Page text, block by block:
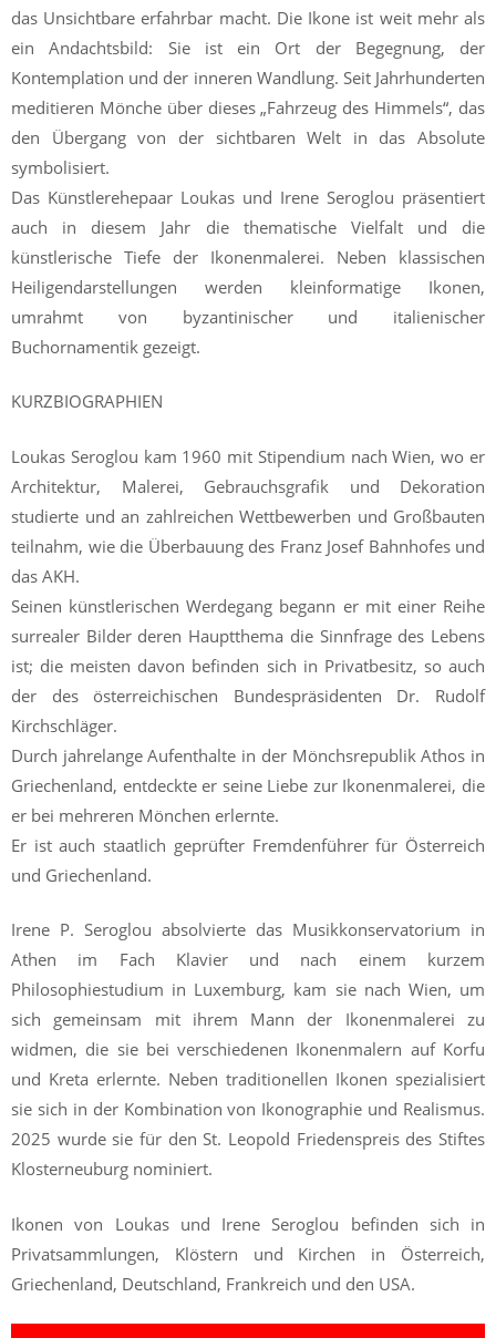
das Unsichtbare erfahrbar macht. Die Ikone ist weit mehr als
ein Andachtsbild: Sie ist ein Ort der Begegnung, der
Kontemplation und der inneren Wandlung. Seit Jahrhunderten
meditieren Mönche über dieses „Fahrzeug des Himmels“, das
den Übergang von der sichtbaren Welt in das Absolute
symbolisiert.
Das Künstlerehepaar Loukas und Irene Seroglou präsentiert
auch in diesem Jahr die thematische Vielfalt und die
künstlerische Tiefe der Ikonenmalerei. Neben klassischen
Heiligendarstellungen werden kleinformatige Ikonen,
umrahmt von byzantinischer und italienischer
Buchornamentik gezeigt.
KURZBIOGRAPHIEN
Loukas Seroglou kam 1960 mit Stipendium nach Wien, wo er
Architektur, Malerei, Gebrauchsgrafik und Dekoration
studierte und an zahlreichen Wettbewerben und Großbauten
teilnahm, wie die Überbauung des Franz Josef Bahnhofes und
das AKH.
Seinen künstlerischen Werdegang begann er mit einer Reihe
surrealer Bilder deren Hauptthema die Sinnfrage des Lebens
ist; die meisten davon befinden sich in Privatbesitz, so auch
der des österreichischen Bundespräsidenten Dr. Rudolf
Kirchschläger.
Durch jahrelange Aufenthalte in der Mönchsrepublik Athos in
Griechenland, entdeckte er seine Liebe zur Ikonenmalerei, die
er bei mehreren Mönchen erlernte.
Er ist auch staatlich geprüfter Fremdenführer für Österreich
und Griechenland.
Irene P. Seroglou absolvierte das Musikkonservatorium in
Athen im Fach Klavier und nach einem kurzem
Philosophiestudium in Luxemburg, kam sie nach Wien, um
sich gemeinsam mit ihrem Mann der Ikonenmalerei zu
widmen, die sie bei verschiedenen Ikonenmalern auf Korfu
und Kreta erlernte. Neben traditionellen Ikonen spezialisiert
sie sich in der Kombination von Ikonographie und Realismus.
2025 wurde sie für den St. Leopold Friedenspreis des Stiftes
Klosterneuburg nominiert.
Ikonen von Loukas und Irene Seroglou befinden sich in
Privatsammlungen, Klöstern und Kirchen in Österreich,
Griechenland, Deutschland, Frankreich und den USA.